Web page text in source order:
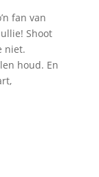
fan van
Shoot
niet.
houd. En